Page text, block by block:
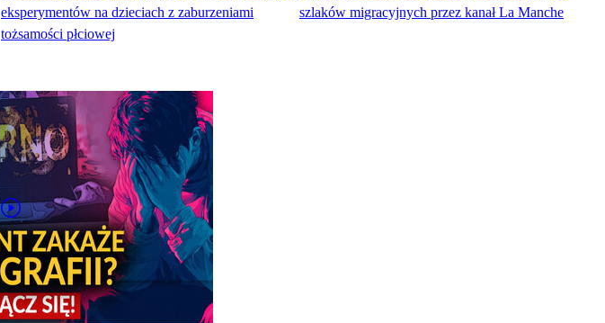
eksperymentów na dzieciach z zaburzeniami
tożsamości płciowej
szlaków migracyjnych przez kanał La Manche